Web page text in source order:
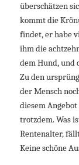
überschätzen
kommt die
findet, er habe
ihm die
dem Hund, und
Zu den
der Mensch
diesem
trotzdem. Was
Rentenalter,
Keine schöne